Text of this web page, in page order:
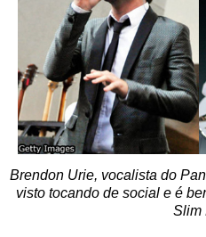
Brendon Urie, vocalista do
visto tocando de social e é
Slim